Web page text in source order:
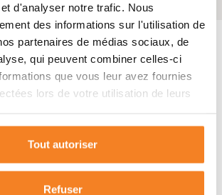
d'analyser notre trafic. Nous
des informations sur l'utilisation de
partenaires de médias sociaux, de
qui peuvent combiner celles-ci
que vous leur avez fournies
lors de votre utilisation de leurs
Tout autoriser
Refuser
SICs'engage